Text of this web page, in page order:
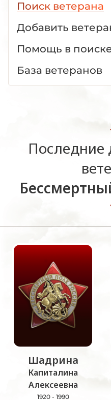
Поиск ветерана
Добавить
Помощь в
База ветеранов
Последние
Шадрина
Капиталина
Алексеевна
1920 - 1990